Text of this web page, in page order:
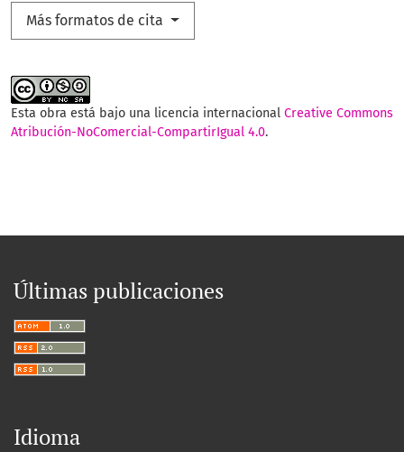
Más formatos de cita
Esta obra está bajo una licencia internacional Creative Commons
Atribución-NoComercial-CompartirIgual 4.0.
Últimas publicaciones
Idioma